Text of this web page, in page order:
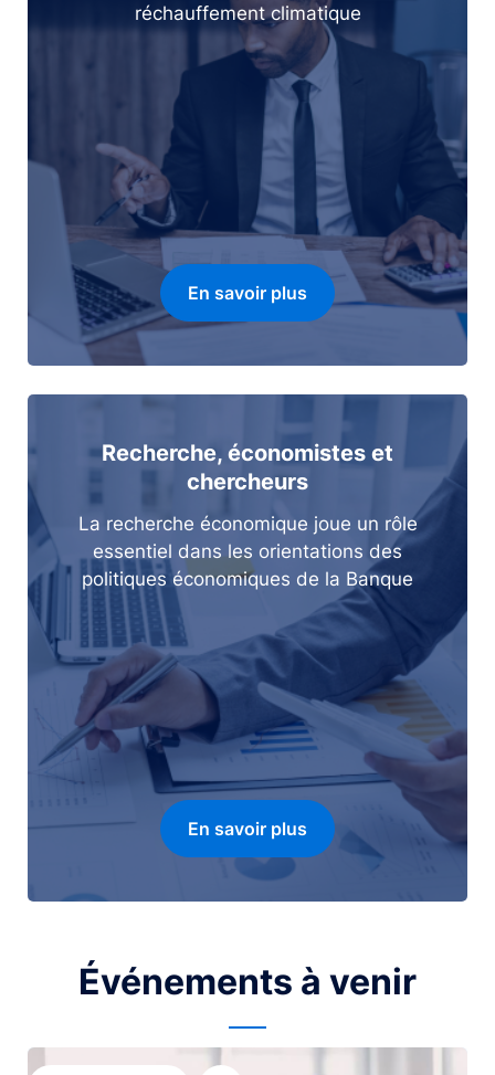
réchauffement climatique
En savoir plus
Recherche, économistes et
chercheurs
La recherche économique joue un rôle
essentiel dans les orientations des
politiques économiques de la Banque
En savoir plus
Événements à venir
Image